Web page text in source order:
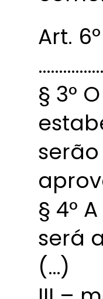
Art. 6º
§ 3°
§ 4°
será
(…)